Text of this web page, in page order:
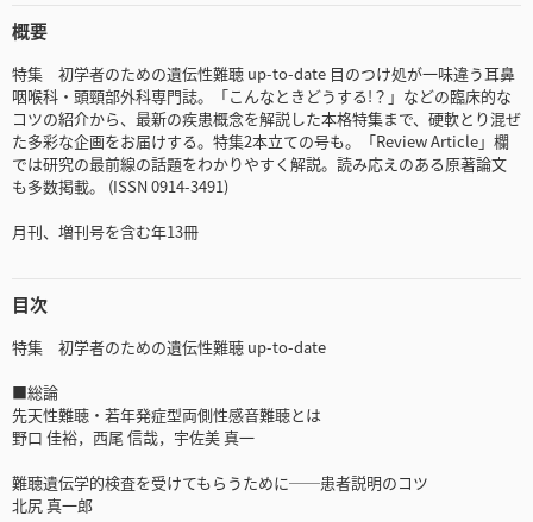
概要
特集 初学者のための遺伝性難聴 up-to-date 目のつけ処が一味違う耳鼻
咽喉科・頭頸部外科専門誌。「こんなときどうする!？」などの臨床的な
コツの紹介から、最新の疾患概念を解説した本格特集まで、硬軟とり混ぜ
た多彩な企画をお届けする。特集2本立ての号も。「Review Article」欄
では研究の最前線の話題をわかりやすく解説。読み応えのある原著論文
も多数掲載。 (ISSN 0914-3491)
月刊、増刊号を含む年13冊
目次
特集 初学者のための遺伝性難聴 up-to-date
■総論
先天性難聴・若年発症型両側性感音難聴とは
野口 佳裕，西尾 信哉，宇佐美 真一
難聴遺伝学的検査を受けてもらうために──患者説明のコツ
北尻 真一郎